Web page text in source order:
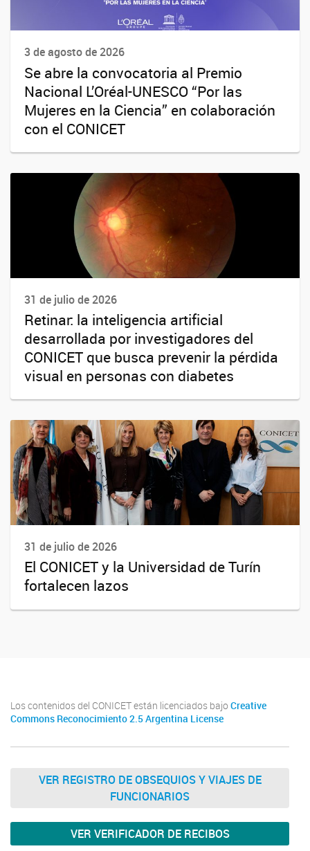
3 de agosto de 2026
Se abre la convocatoria al Premio
Nacional L’Oréal-UNESCO “Por las
Mujeres en la Ciencia” en colaboración
con el CONICET
31 de julio de 2026
Retinar: la inteligencia artificial
desarrollada por investigadores del
CONICET que busca prevenir la pérdida
visual en personas con diabetes
31 de julio de 2026
El CONICET y la Universidad de Turín
fortalecen lazos
Los contenidos del CONICET están licenciados bajo Creative
Commons Reconocimiento 2.5 Argentina License
VER REGISTRO DE OBSEQUIOS Y VIAJES DE
FUNCIONARIOS
VER VERIFICADOR DE RECIBOS